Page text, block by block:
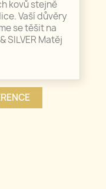
kovů stejně
Vaší důvěry
se těšit na
SILVER Matěj